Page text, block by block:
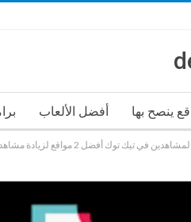
ينصح بها أفضل الألعاب
في تيك توك أفضل 2 مواقع لزيادة مشاهدين تيك توك